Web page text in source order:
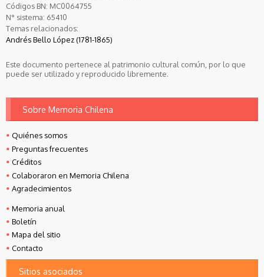
Códigos BN: MC0064755
N° sistema: 65410
Temas relacionados:
Andrés Bello López (1781-1865)
Este documento pertenece al patrimonio cultural común, por lo que
puede ser utilizado y reproducido libremente.
Sobre Memoria Chilena
Quiénes somos
Preguntas frecuentes
Créditos
Colaboraron en Memoria Chilena
Agradecimientos
Memoria anual
Boletín
Mapa del sitio
Contacto
Sitios asociados